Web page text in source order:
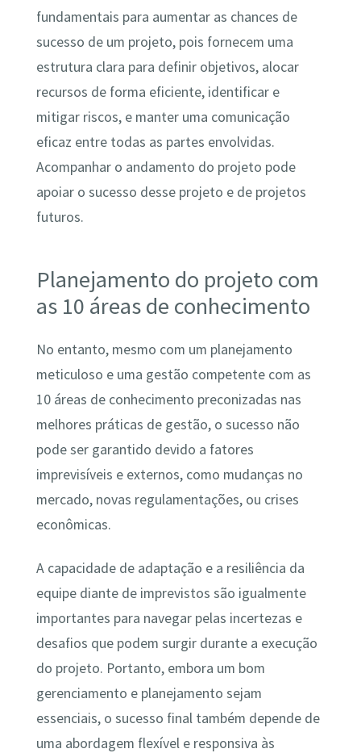
fundamentais para aumentar as chances de
sucesso de um projeto, pois fornecem uma
estrutura clara para definir objetivos, alocar
recursos de forma eficiente, identificar e
mitigar riscos, e manter uma comunicação
eficaz entre todas as partes envolvidas.
Acompanhar o andamento do projeto pode
apoiar o sucesso desse projeto e de projetos
futuros.
Planejamento do projeto com
as 10 áreas de conhecimento
No entanto, mesmo com um planejamento
meticuloso e uma gestão competente com as
10 áreas de conhecimento preconizadas nas
melhores práticas de gestão, o sucesso não
pode ser garantido devido a fatores
imprevisíveis e externos, como mudanças no
mercado, novas regulamentações, ou crises
econômicas.
A capacidade de adaptação e a resiliência da
equipe diante de imprevistos são igualmente
importantes para navegar pelas incertezas e
desafios que podem surgir durante a execução
do projeto. Portanto, embora um bom
gerenciamento e planejamento sejam
essenciais, o sucesso final também depende de
uma abordagem flexível e responsiva às